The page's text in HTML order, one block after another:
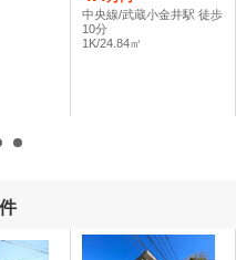
中央線/武蔵小金井駅 徒歩
10分
1K/24.84㎡